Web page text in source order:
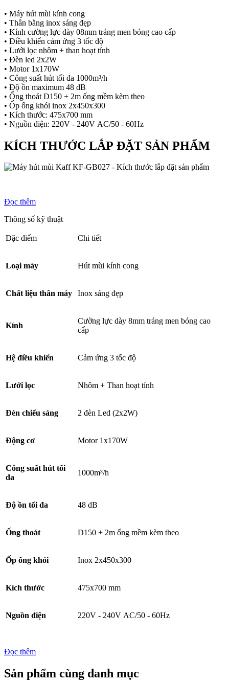
• Máy hút mùi kính cong
• Thân bằng inox sáng đẹp
• Kính cường lực dày 08mm tráng men bóng cao cấp
• Điều khiển cảm ứng 3 tốc độ
• Lưới lọc nhôm + than hoạt tính
• Đèn led 2x2W
• Motor 1x170W
• Công suất hút tối đa 1000m³/h
• Độ ồn maximum 48 dB
• Ống thoát D150 + 2m ống mềm kèm theo
• Ốp ống khói inox 2x450x300
• Kích thước: 475x700 mm
• Nguồn điện: 220V - 240V AC/50 - 60Hz
KÍCH THƯỚC LẮP ĐẶT SẢN PHẨM
Đọc thêm
Thông số kỹ thuật
Đặc điểm Chi tiết
Loại máy Hút mùi kính cong
Chất liệu thân máy Inox sáng đẹp
Kính
Cường lực dày 8mm tráng men bóng cao
cấp
Hệ điều khiển Cảm ứng 3 tốc độ
Lưới lọc Nhôm + Than hoạt tính
Đèn chiếu sáng 2 đèn Led (2x2W)
Động cơ Motor 1x170W
Công suất hút tối
đa
1000m³/h
Độ ồn tối đa 48 dB
Ống thoát D150 + 2m ống mềm kèm theo
Ốp ống khói Inox 2x450x300
Kích thước 475x700 mm
Nguồn điện 220V - 240V AC/50 - 60Hz
Đọc thêm
Sản phẩm cùng danh mục